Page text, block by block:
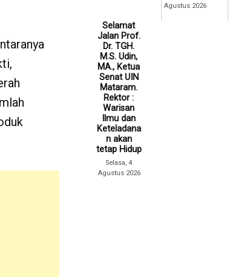
Agustus 2026
Selamat
Jalan Prof.
Dr. TGH.
M.S. Udin,
MA., Ketua
Senat UIN
Mataram.
Rektor :
Warisan
Ilmu dan
Keteladana
n akan
tetap Hidup
Selasa, 4
Agustus 2026